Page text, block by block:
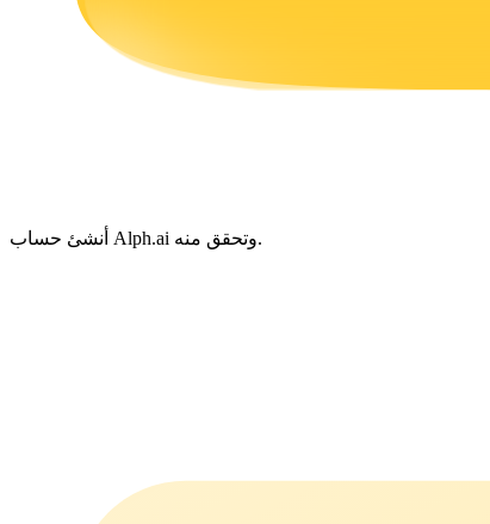
عوائد عالية والوصول الفوري
أنشئ حساب Alph.ai وتحقق منه.